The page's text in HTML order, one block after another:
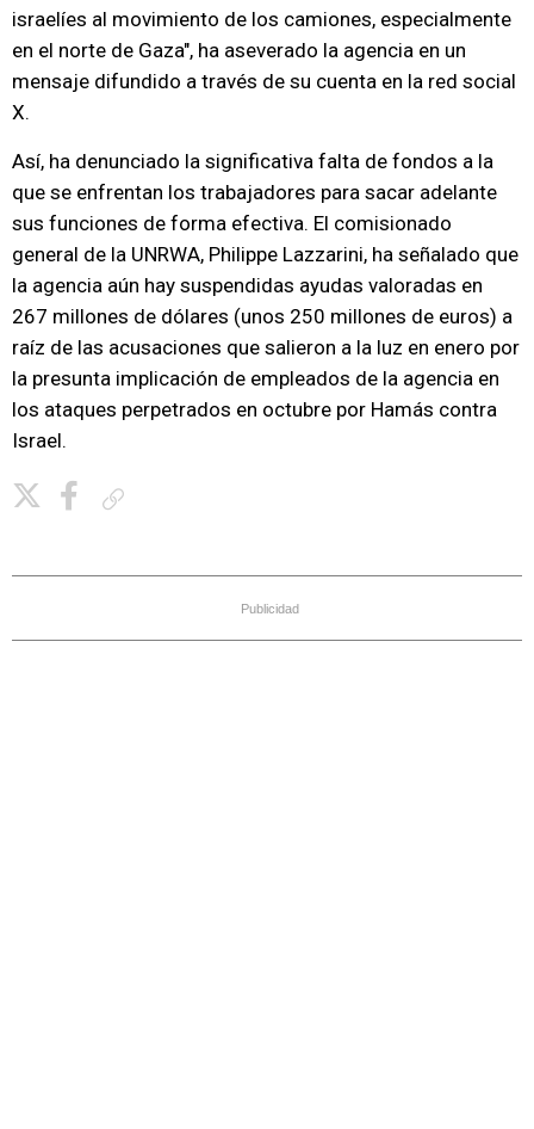
israelíes al movimiento de los camiones, especialmente
en el norte de Gaza", ha aseverado la agencia en un
mensaje difundido a través de su cuenta en la red social
X.
Así, ha denunciado la significativa falta de fondos a la
que se enfrentan los trabajadores para sacar adelante
sus funciones de forma efectiva. El comisionado
general de la UNRWA, Philippe Lazzarini, ha señalado que
la agencia aún hay suspendidas ayudas valoradas en
267 millones de dólares (unos 250 millones de euros) a
raíz de las acusaciones que salieron a la luz en enero por
la presunta implicación de empleados de la agencia en
los ataques perpetrados en octubre por Hamás contra
Israel.
Publicidad